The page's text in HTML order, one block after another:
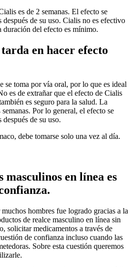
es de 2 semanas. El efecto se
después de su uso. Cialis no es efectivo
duración del efecto es mínimo.
en hacer efecto
se toma por vía oral, por lo que es ideal
es de extrañar que el efecto de Cialis
es seguro para la salud. La
Por lo general, el efecto se
después de su uso.
debe tomarse solo una vez al día.
en línea es
hombres fue logrado gracias a la
de realce masculino en línea sin
solicitar medicamentos a través de
de confianza incluso cuando las
Sobre esta cuestión queremos